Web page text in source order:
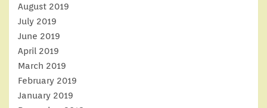
August 2019
July 2019
June 2019
April 2019
March 2019
February 2019
January 2019